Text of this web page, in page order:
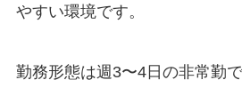
やすい環境です。
勤務形態は週3〜4日の非常勤で